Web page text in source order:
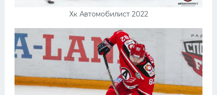
Хк Автомобилист 2022